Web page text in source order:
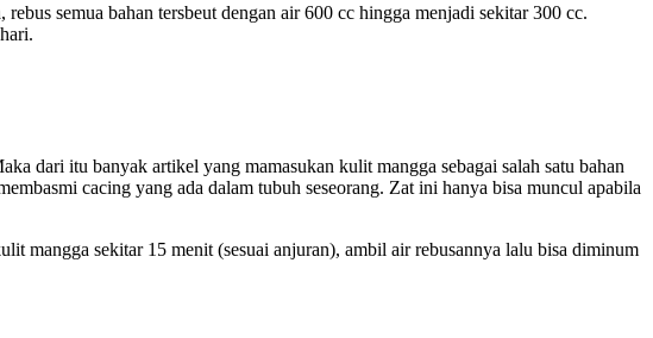
semua bahan tersbeut dengan air 600 cc hingga menjadi sekitar 300 cc.
dari itu banyak artikel yang mamasukan kulit mangga sebagai salah satu bahan
cacing yang ada dalam tubuh seseorang. Zat ini hanya bisa muncul apabila
mangga sekitar 15 menit (sesuai anjuran), ambil air rebusannya lalu bisa diminum